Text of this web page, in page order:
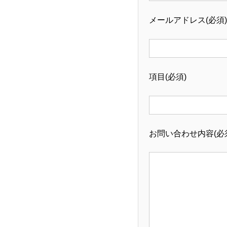
メールアドレス(必須)
項目(必須)
お問い合わせ内容(必